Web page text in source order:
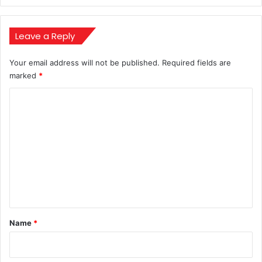
बॉस
जमकर
लगाई
फटकार
Leave a Reply
Your email address will not be published. Required fields are
marked *
*
Name *